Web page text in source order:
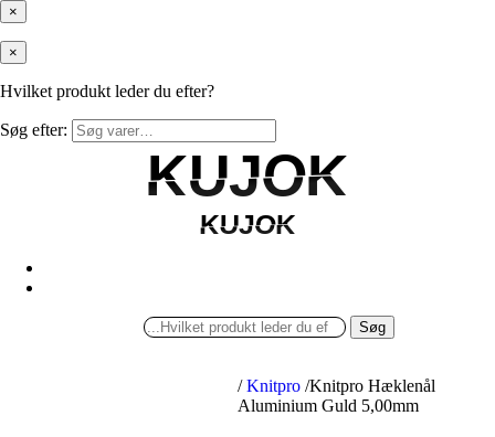
×
×
Hvilket produkt leder du efter?
Søg efter:
KUJOK
KUJOK
KUJOK
KUJOK
Søg
/ Knitpro /Knitpro Hæklenål
Aluminium Guld 5,00mm